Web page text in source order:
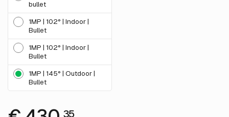
bullet
1MP | 102° | Indoor |
Bullet
1MP | 102° | Indoor |
Bullet
1MP | 145° | Outdoor |
Bullet
35